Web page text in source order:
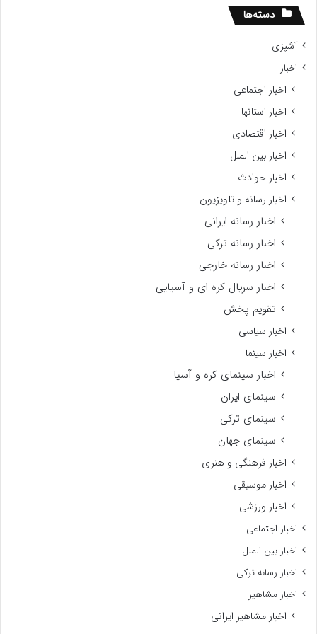
دسته‌ها
آشپزی
اخبار
اخبار اجتماعی
اخبار استانها
اخبار اقتصادی
اخبار بین الملل
اخبار حوادث
اخبار رسانه و تلویزیون
اخبار رسانه ایرانی
اخبار رسانه ترکی
اخبار رسانه خارجی
اخبار سریال کره ای و آسیایی
تقویم پخش
اخبار سیاسی
اخبار سینما
اخبار سینمای کره و آسیا
سینمای ایران
سینمای ترکی
سینمای جهان
اخبار فرهنگی و هنری
اخبار موسیقی
اخبار ورزشی
اخبار اجتماعی
اخبار بین الملل
اخبار رسانه ترکی
اخبار مشاهیر
اخبار مشاهیر ایرانی